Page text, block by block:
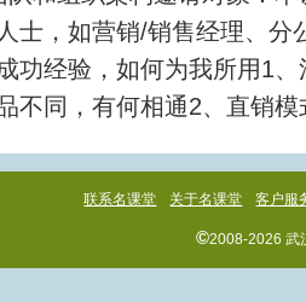
士，如营销/销售经理、分
功经验，如何为我所用1
不同，有何相通2、直销
联系名课堂 关于名课堂 客户服
©2008-2026 武